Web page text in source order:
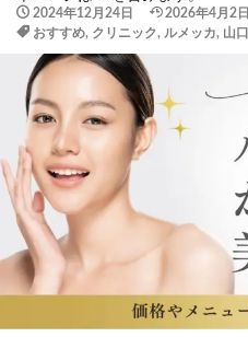
2024年12月24日 2026年4月2日
おすすめ, クリニック, ルメッカ, 山口